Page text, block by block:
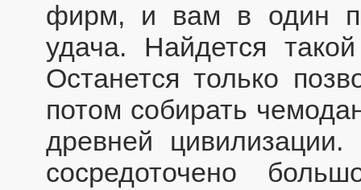
фирм, и вам в один
удача. Найдется
Останется только
потом собирать
древней
сосредоточено